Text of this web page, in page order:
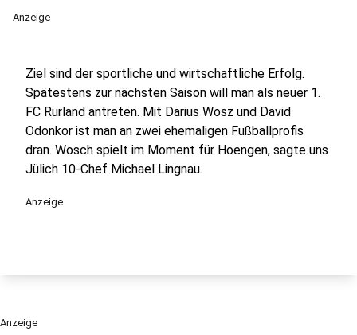
Anzeige
Ziel sind der sportliche und wirtschaftliche Erfolg.
Spätestens zur nächsten Saison will man als neuer 1.
FC Rurland antreten. Mit Darius Wosz und David
Odonkor ist man an zwei ehemaligen Fußballprofis
dran. Wosch spielt im Moment für Hoengen, sagte uns
Jülich 10-Chef Michael Lingnau.
Anzeige
Anzeige